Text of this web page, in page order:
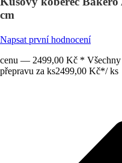
cm
Napsat první hodnocení
cenu — 2499,00 Kč * Všechny
přepravu za ks2499,00 Kč*/ ks